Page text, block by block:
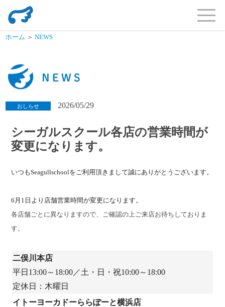
ホーム ＞NEWS
おしらせ 2026/05/29
シーガルスクール各店の営業時間が
変更になります。
いつもSeagullschoolをご利用頂きまして誠にありがとうございます。
6月1日より店舗営業時間が変更になります。
各店舗ごとに異なりますので、ご確認の上ご来店お待ちしておりま
す。
二俣川本店
平日13:00～18:00／土・日・祝10:00～18:00
定休日：木曜日
イトーヨーカドーららぽーと横浜店